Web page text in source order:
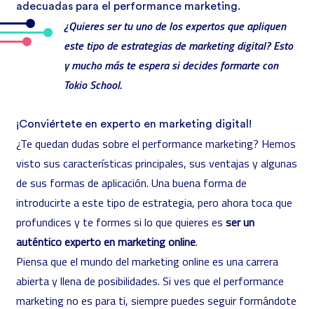
adecuadas para el performance marketing.
¿Quieres ser tu uno de los expertos que apliquen
este tipo de estrategias de marketing digital? Esto
y mucho más te espera si decides formarte con
Tokio School.
¡Conviértete en experto en marketing digital!
¿Te quedan dudas sobre el performance marketing? Hemos
visto sus características principales, sus ventajas y algunas
de sus formas de aplicación. Una buena forma de
introducirte a este tipo de estrategia, pero ahora toca que
profundices y te formes si lo que quieres es ser un
auténtico experto en marketing online.
Piensa que el mundo del marketing online es una carrera
abierta y llena de posibilidades. Si ves que el performance
marketing no es para ti, siempre puedes seguir formándote